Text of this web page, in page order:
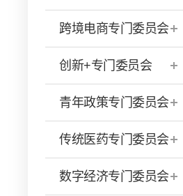
跨境电商专门委员会
创新+专门委员会
青年政策专门委员会
传统医药专门委员会
数字经济专门委员会